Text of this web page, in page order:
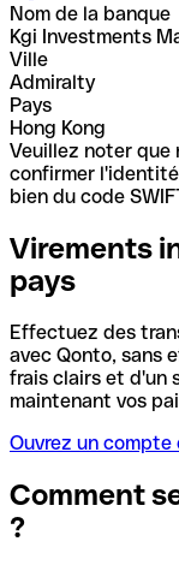
Nom de la banque
Kgi Investments
Ville
Admiralty
Pays
Hong Kong
Veuillez noter que
confirmer
bien du code
Virements
pays
Effectuez des
avec Qonto, sans
frais clairs et d'un
maintenant vos
Ouvrez un
Comment
?